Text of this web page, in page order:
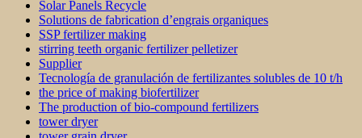
Solar Panels Recycle
Solutions de fabrication d’engrais organiques
SSP fertilizer making
stirring teeth organic fertilizer pelletizer
Supplier
Tecnología de granulación de fertilizantes solubles de 10 t/h
the price of making biofertilizer
The production of bio-compound fertilizers
tower dryer